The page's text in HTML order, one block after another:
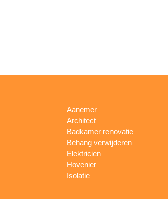
Aanemer
Architect
Badkamer renovatie
Behang verwijderen
Elektricien
Hovenier
Isolatie